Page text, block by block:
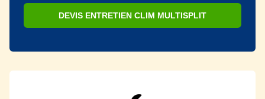
DEVIS ENTRETIEN CLIM MULTISPLIT